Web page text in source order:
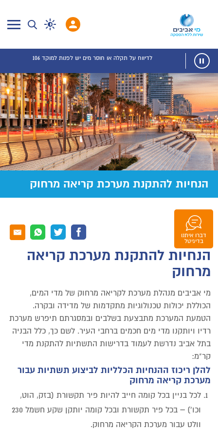
לדיווח על תקלה או חוסר מים יש לפנות למוקד 106
הנחיות להתקנת מערכת קריאה מרחוק
הנחיות להתקנת מערכת קריאה
מרחוק
מי אביבים מנהלת מערכת לקריאה מרחוק של מדי המים,
הכוללת יכולות טכנולוגיות מתקדמות של מדידה ובקרה.
הטמעת המערכת מתבצעת בשלבים ובמסגרתם תיפרש מערכת
רדיו ויותקנו מדי מים חכמים ברחבי העיר. לשם כך, כלל הבניה
בתל אביב נדרשת לעמוד בדרישות התשתיות להתקנת מדי
קר"מ:
להלן ריכוז ההנחיות הכלליות לביצוע תשתיות עבור
מערכת קריאה מרחוק
לכל בניין בכל קומה חייב להיות פיר תקשורת (בזק, הוט,
וכו') –
בכל פיר תקשורת ובכל קומה יותקן שקע חשמל 230
וולט עבור מערכת הקריאה מרחוק.
דברו איתנו
בדיגיטלוואטסאפ